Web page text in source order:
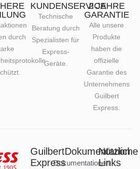
durch
KUNDENSERVICE
Technische
Beratung durch
Spezialisten für
Express-
Geräte.
2 JAHRE
GARANTIE
Alle unsere
Produkte
haben die
offizielle
Garantie des
Unternehmens
Guilbert
Express.
Guilbert
Express
Dokumentation
Dokumentationen
Nützliche
Links